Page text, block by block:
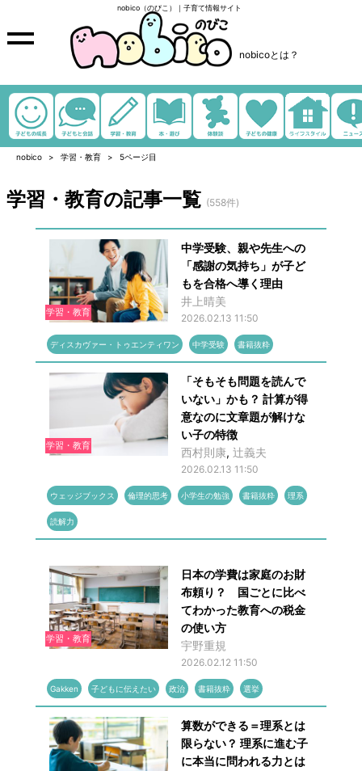
nobico（のびこ）｜子育て情報サイト
nobicoとは？
nobico 学習・教育 5ページ目
学習・教育の記事一覧 (558件)
学習・教育
中学受験、親や先生への
「感謝の気持ち」が子ど
もを合格へ導く理由
井上晴美
2026.02.13 11:50
ディスカヴァー・トゥエンティワン 中学受験 書籍抜粋
学習・教育
「そもそも問題を読んで
いない」かも？ 計算が得
意なのに文章題が解けな
い子の特徴
西村則康, 辻󠄀義夫
2026.02.13 11:50
ウェッジブックス 倫理的思考 小学生の勉強 書籍抜粋 理系
読解力
学習・教育
日本の学費は家庭のお財
布頼り？ 国ごとに比べ
てわかった教育への税金
の使い方
宇野重規
2026.02.12 11:50
Gakken 子どもに伝えたい 政治 書籍抜粋 選挙
算数ができる＝理系とは
限らない？ 理系に進む子
に本当に問われる力とは